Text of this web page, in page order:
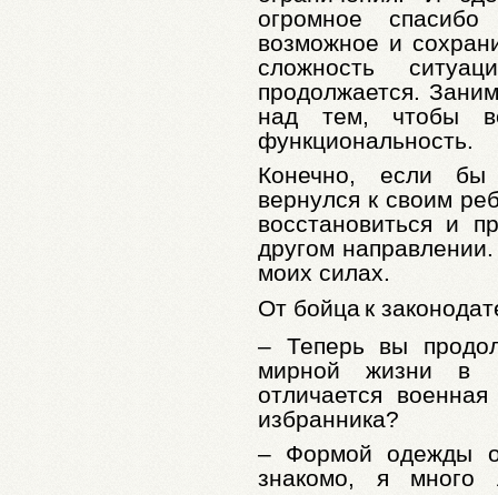
огромное
возможное и
сложность
продолжается.
над тем, чтобы
функциональность.
Конечно, если
вернулся к своим
восстановиться и
другом
моих силах.
От бойца к
– Теперь вы
мирной жизни в
отличается
избранника?
– Формой одежды
знакомо, я много